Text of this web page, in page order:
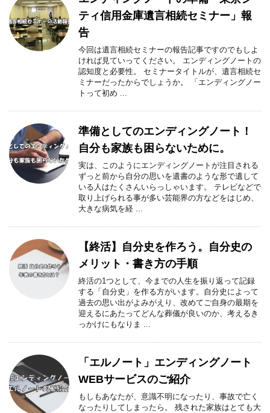
ティ信用金庫遺言相続セミナー」報
告
今回は遺言相続セミナーの報告記事ですのでもしよ
ければ見ていってください。 エンディングノートの
認知度と必要性。 セミナータイトルが、遺言相続セ
ミナーだったからでしょうか。 「エンディングノー
トって初め ...
準備としてのエンディングノート！
自分も家族も困らないために。
実は、このようにエンディングノートが注目される
ずっと前から自分の思いを遺書のような形で遺して
いる人はたくさんいらっしゃいます。 テレビなどで
取り上げられる事が多い芸能界の方などをはじめ、
大きな病気を経 ...
【終活】自分史を作ろう。自分史の
メリット・書き方の手順
終活の1つとして、今までの人生を振り返って記録
する「自分史」を作る方がいます。自分史によって
過去の思い出がよみがえり、改めてご自身の最期を
迎えるにあたってどんな葬儀が良いのか、考えるき
っかけにもなりま ...
「エルノート」エンディングノート
WEBサービスのご紹介
もしもあなたが、意識不明になったり、事故で亡く
なったりしてしまったら。 残された家族はとても大